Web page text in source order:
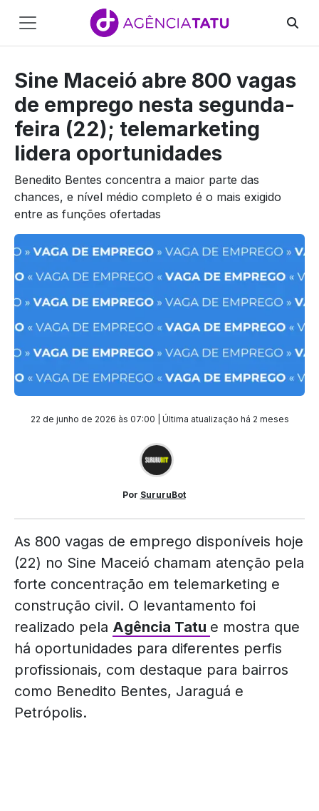
Pular para o conteúdo
Main
Navigation
Sine Maceió abre 800 vagas
de emprego nesta segunda-
feira (22); telemarketing
lidera oportunidades
Benedito Bentes concentra a maior parte das
chances, e nível médio completo é o mais exigido
entre as funções ofertadas
22 de junho de 2026 às 07:00 | Última atualização há 2 meses
Por SururuBot
As 800 vagas de emprego disponíveis hoje
(22) no Sine Maceió chamam atenção pela
forte concentração em telemarketing e
construção civil. O levantamento foi
realizado pela Agência Tatu e mostra que
há oportunidades para diferentes perfis
profissionais, com destaque para bairros
como Benedito Bentes, Jaraguá e
Petrópolis.